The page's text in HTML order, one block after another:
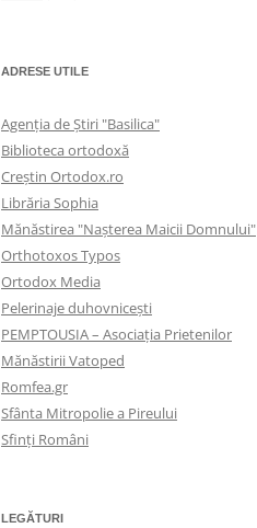
ADRESE UTILE
Agenţia de Ştiri "Basilica"
Biblioteca ortodoxă
Creştin Ortodox.ro
Librăria Sophia
Mănăstirea "Naşterea Maicii Domnului"
Orthotoxos Typos
Ortodox Media
Pelerinaje duhovnicești
PEMPTOUSIA – Asociația Prietenilor
Mănăstirii Vatoped
Romfea.gr
Sfânta Mitropolie a Pireului
Sfinţi Români
LEGĂTURI